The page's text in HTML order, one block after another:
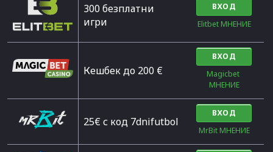
300 безплатни
игри
ВХОД
Elitbet МНЕНИЕ
Кешбек до 200 €
ВХОД
Magicbet
МНЕНИЕ
25€ с код 7dnifutbol
ВХОД
MrBit МНЕНИЕ